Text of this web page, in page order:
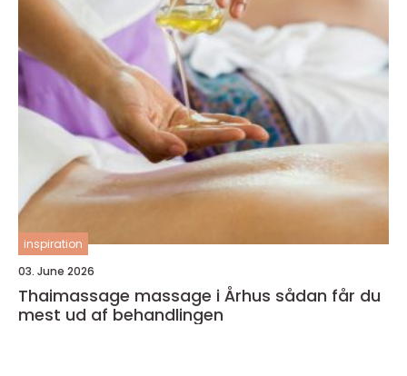
inspiration
03. June 2026
Thaimassage massage i Århus sådan får du
mest ud af behandlingen